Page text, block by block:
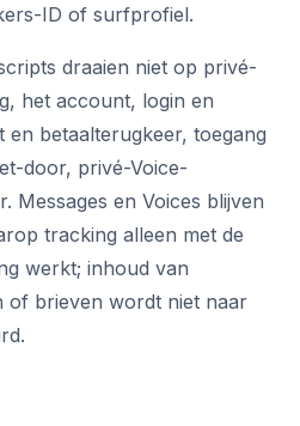
ID of surfprofiel.
draaien niet op privé-
het account, login en
betaalterugkeer, toegang
door, privé-Voice-
Messages en Voices blijven
tracking alleen met de
werkt; inhoud van
of brieven wordt niet naar